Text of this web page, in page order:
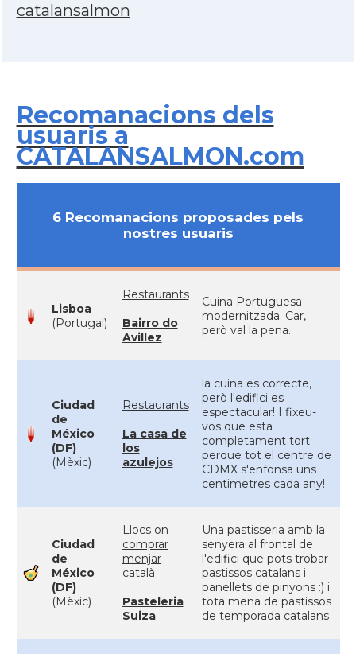
catalansalmon
Recomanacions dels
usuaris a
CATALANSALMON.com
6 Recomanacions proposades pels
nostres usuaris
Lisboa
(Portugal)
Restaurants
Bairro do
Avillez
Cuina Portuguesa
modernitzada. Car,
però val la pena.
Ciudad
de
México
(DF)
(Mèxic)
Restaurants
La casa de
los
azulejos
la cuina es correcte,
però l'edifici es
espectacular! I fixeu-
vos que esta
completament tort
perque tot el centre de
CDMX s'enfonsa uns
centimetres cada any!
Ciudad
de
México
(DF)
(Mèxic)
Llocs on
comprar
menjar
català
Pasteleria
Suiza
Una pastisseria amb la
senyera al frontal de
l'edifici que pots trobar
pastissos catalans i
panellets de pinyons :) i
tota mena de pastissos
de temporada catalans